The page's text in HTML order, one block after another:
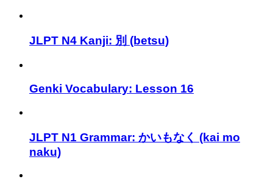
JLPT N4 Kanji: 別 (betsu)
Genki Vocabulary: Lesson 16
JLPT N1 Grammar: かいもなく (kai mo
naku)